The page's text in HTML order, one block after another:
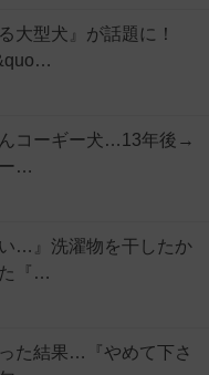
大型犬』が話題に！
コーギー犬…13年後→
…
…』洗濯物を干したか
『…
た結果…『やめて下さ